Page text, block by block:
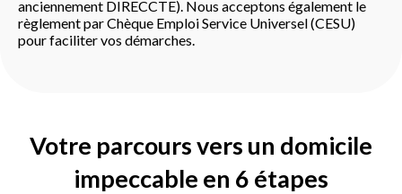
anciennement DIRECCTE). Nous acceptons également le
règlement par Chèque Emploi Service Universel (CESU)
pour faciliter vos démarches.
Votre parcours vers un domicile
impeccable en 6 étapes